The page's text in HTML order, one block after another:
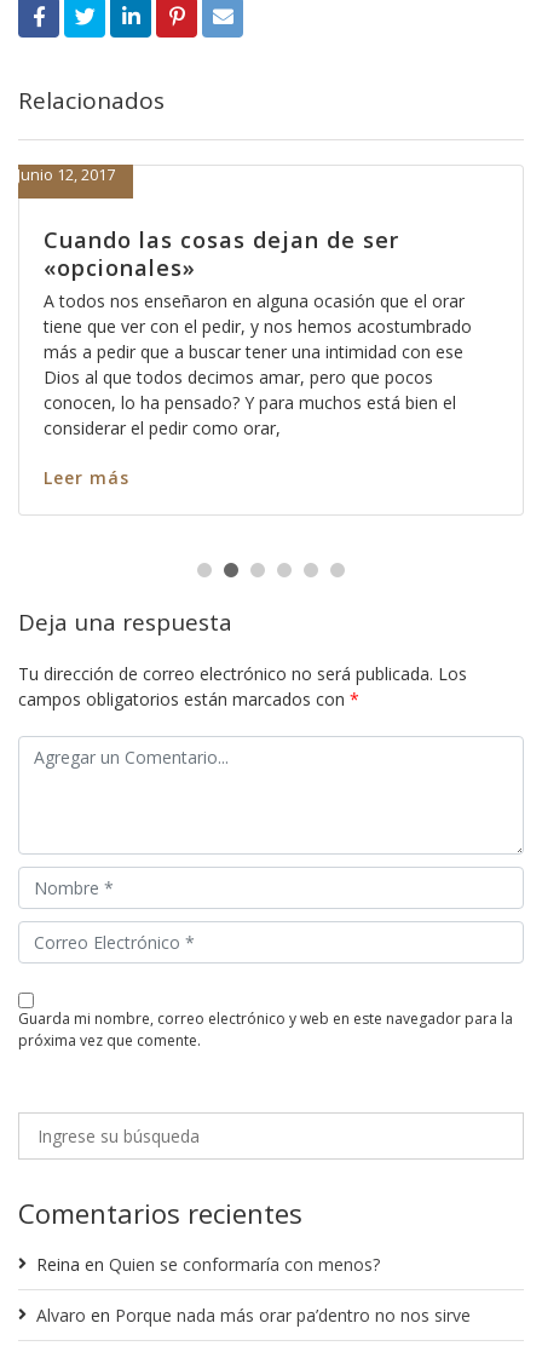
Relacionados
Cuando las cosas dejan de ser
«opcionales»
Junio 12, 2017
A todos nos enseñaron en alguna ocasión que el orar
tiene que ver con el pedir, y nos hemos acostumbrado
más a pedir que a buscar tener una intimidad con ese
Dios al que todos decimos amar, pero que pocos
conocen, lo ha pensado? Y para muchos está bien el
considerar el pedir como orar,
Leer más
Deja una respuesta
Tu dirección de correo electrónico no será publicada. Los
campos obligatorios están marcados con *
guarda mi nombre, correo electrónico y web en este navegador para la
próxima vez que comente.
Comentarios recientes
Reina en Quien se conformaría con menos?
Alvaro en Porque nada más orar pa’dentro no nos sirve